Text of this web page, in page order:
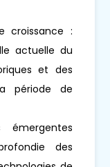
croissance :
actuelle du
et des
période de
émergentes
des